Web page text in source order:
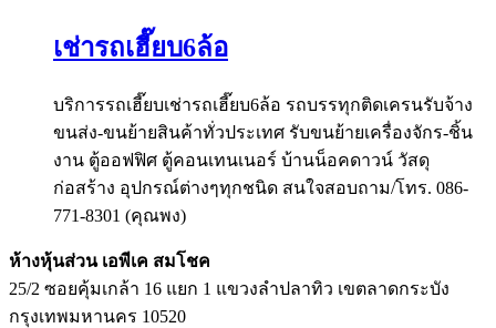
เช่ารถเฮี๊ยบ6ล้อ
บริการรถเฮี๊ยบเช่ารถเฮี๊ยบ6ล้อ รถบรรทุกติดเครนรับจ้าง
ขนส่ง-ขนย้ายสินค้าทั่วประเทศ รับขนย้ายเครื่องจักร-ชิ้น
งาน ตู้ออฟฟิศ ตู้คอนเทนเนอร์ บ้านน็อคดาวน์ วัสดุ
ก่อสร้าง อุปกรณ์ต่างๆทุกชนิด สนใจสอบถาม/โทร. 086-
771-8301 (คุณพง)
ห้างหุ้นส่วน เอพีเค สมโชค
25/2 ซอยคุ้มเกล้า 16 แยก 1 แขวงลำปลาทิว เขตลาดกระบัง
กรุงเทพมหานคร 10520